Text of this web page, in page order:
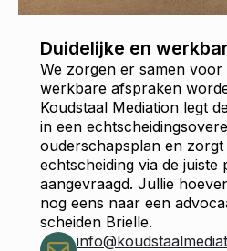
Duidelijke en
We zorgen er samen voor
werkbare afspraken
Koudstaal Mediation legt
in een
ouderschapsplan en
echtscheiding via de
aangevraagd. Jullie
nog eens naar een
scheiden Brielle.